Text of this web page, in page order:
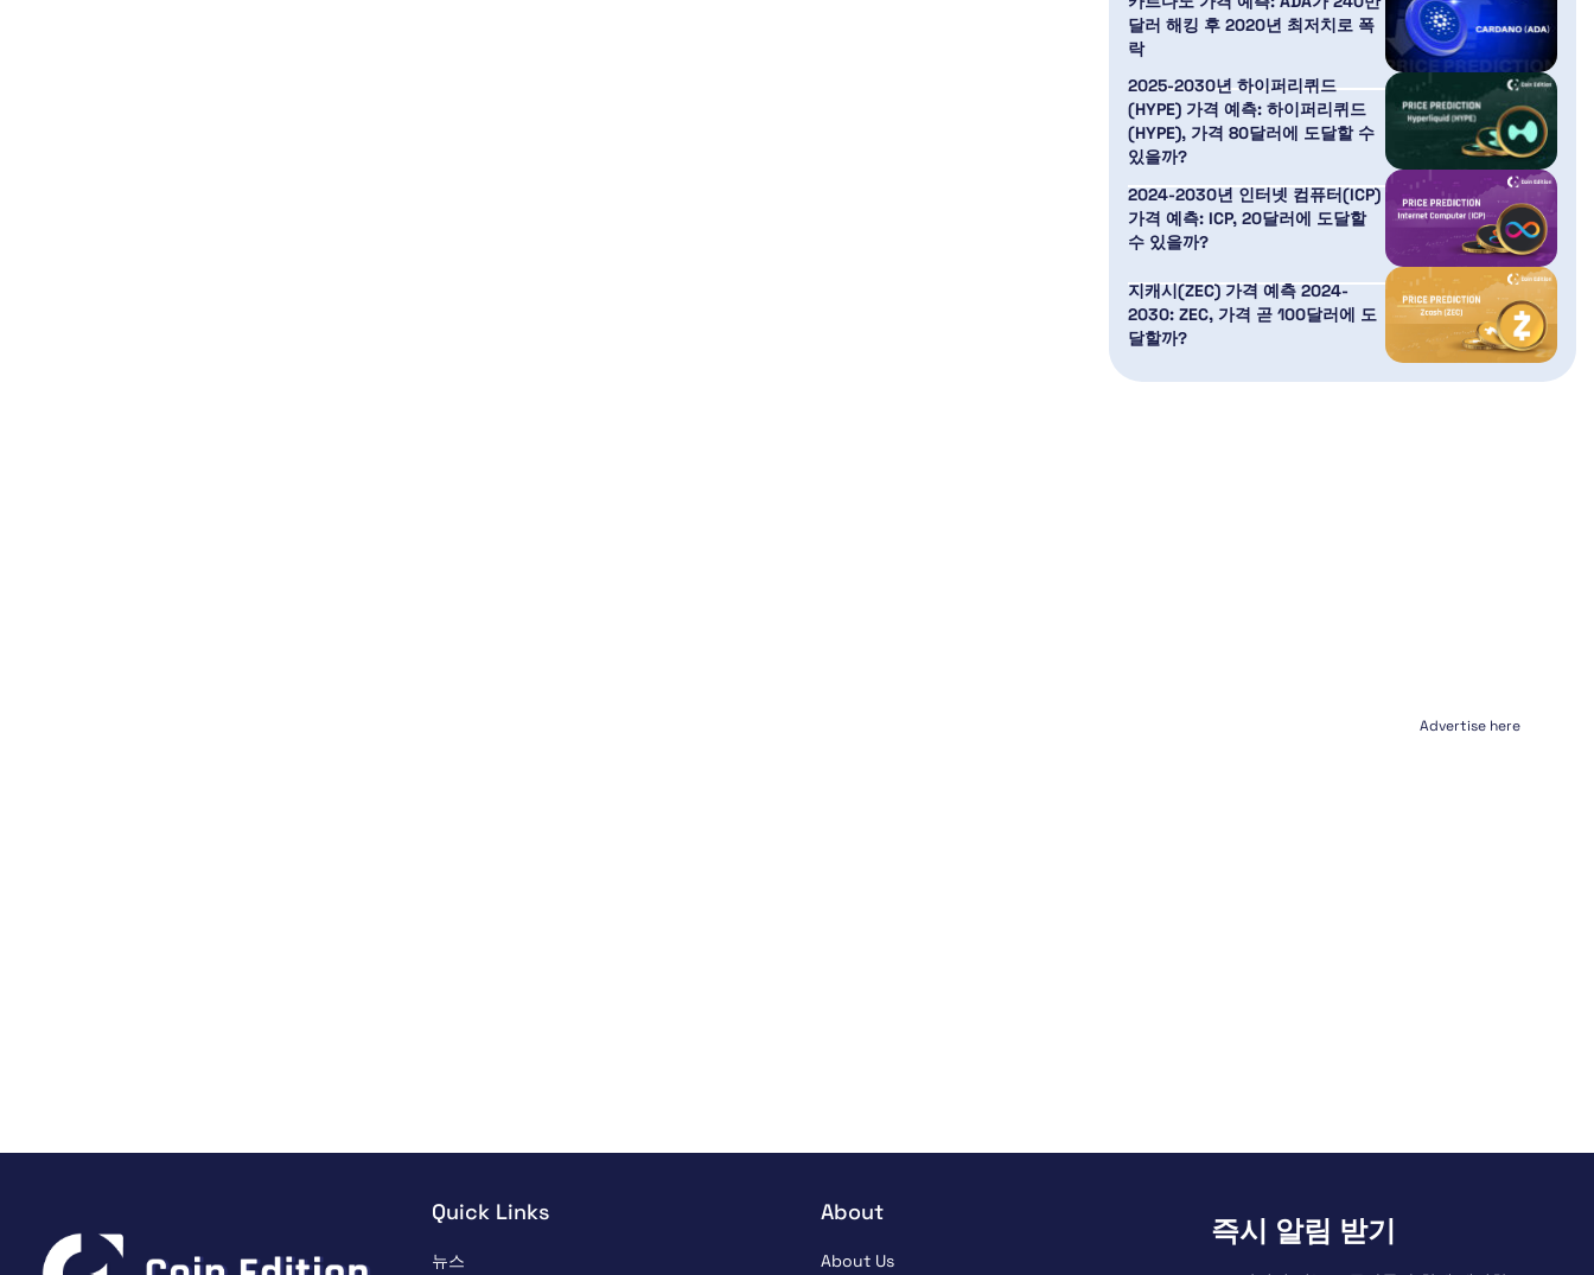
달러 해킹 후 2020년 최저치로 폭
락
2025-2030년 하이퍼리퀴드
(HYPE) 가격 예측: 하이퍼리퀴드
(HYPE), 가격 80달러에 도달할 수
있을까?
2024-2030년 인터넷 컴퓨터(ICP)
가격 예측: ICP, 20달러에 도달할
수 있을까?
지캐시(ZEC) 가격 예측 2024-
2030: ZEC, 가격 곧 100달러에 도
달할까?
Advertise here
Quick Links
뉴스
About
About Us
즉시 알림 받기